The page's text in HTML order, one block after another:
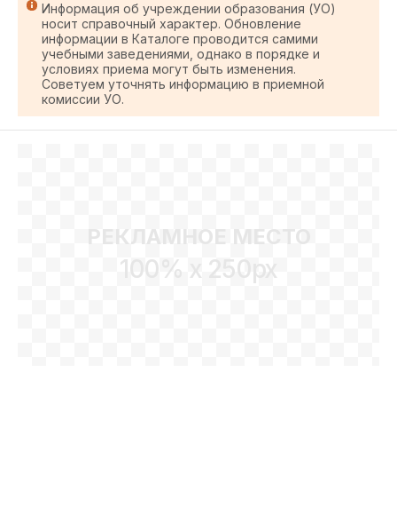
Информация об учреждении образования (УО)
носит справочный характер. Обновление
информации в Каталоге проводится самими
учебными заведениями, однако в порядке и
условиях приема могут быть изменения.
Советуем уточнять информацию в приемной
комиссии УО.
РЕКЛАМНОЕ МЕСТО
100% x 250px